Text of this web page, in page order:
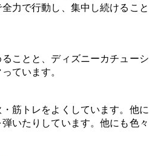
力で行動し、集中し続けること
ことと、ディズニーカチューシ
ています。
筋トレをよくしています。他に
いたりしています。他にも色々